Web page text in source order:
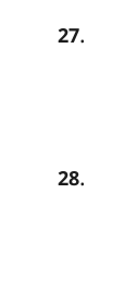
27.
28.